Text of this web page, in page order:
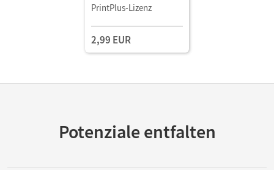
als E-Book Mit Medien
PrintPlus-Lizenz
2,99 EUR
Potenziale entfalten